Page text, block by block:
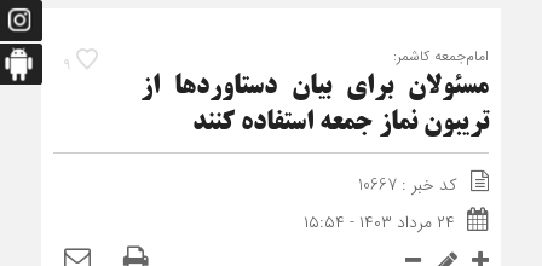
9 امام‌جمعه کاشمر:
مسئولان برای بیان دستاوردها از
تریبون نماز جمعه استفاده کنند
کد خبر : 10667
۲۴ مرداد ۱۴۰۳ - ۱۵:۵۴